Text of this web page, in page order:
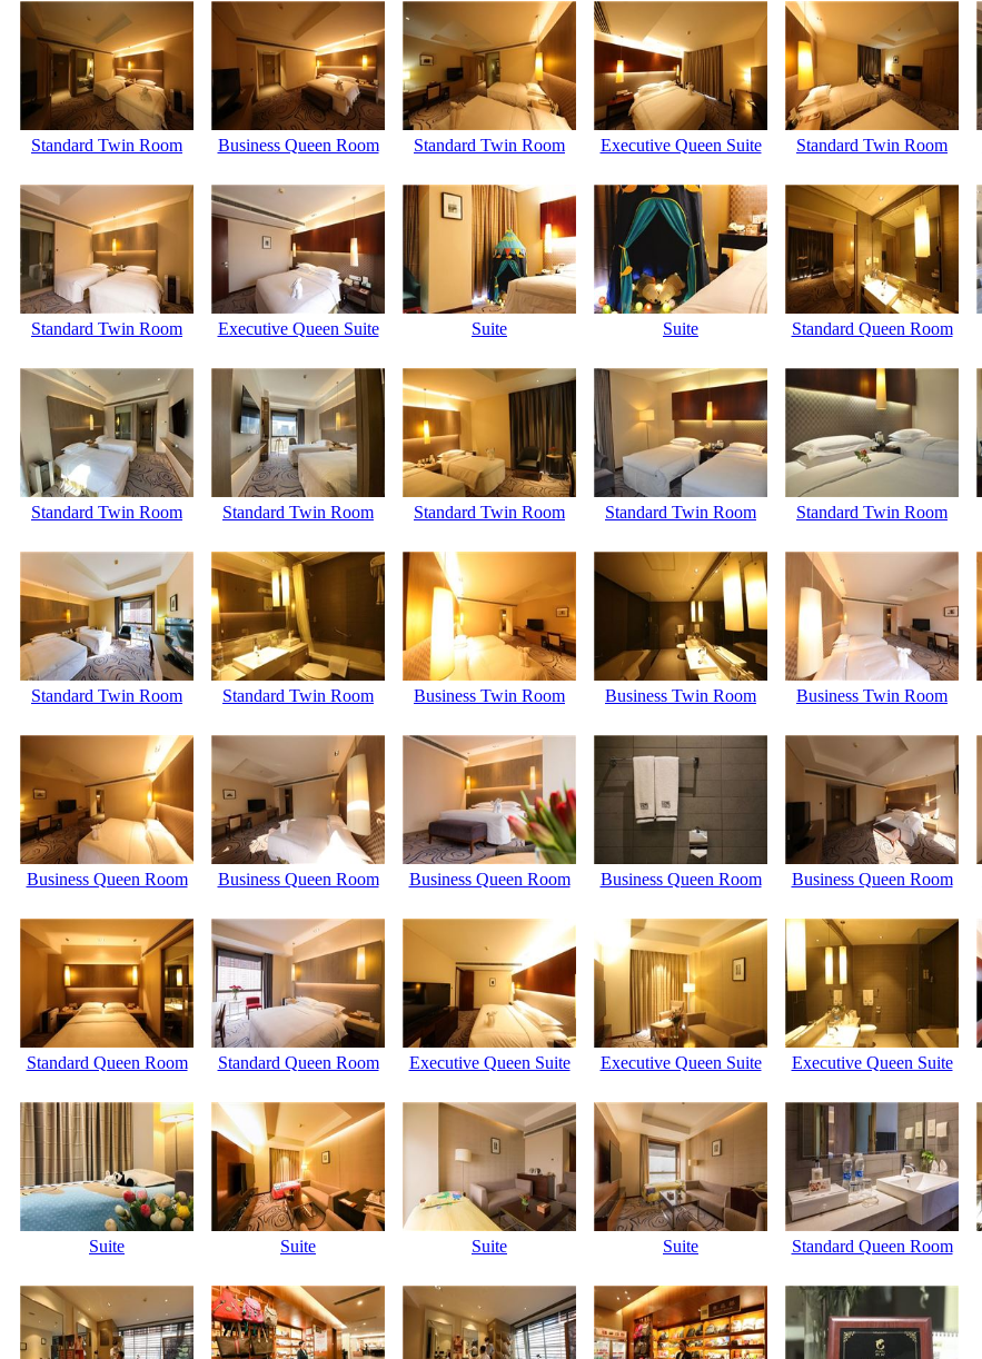
Standard Twin Room Business Queen Room Standard Twin Room Executive Queen Suite Standard Twin Room
Standard Twin Room Executive Queen Suite Suite Suite Standard Queen Room
Standard Twin Room Standard Twin Room Standard Twin Room Standard Twin Room Standard Twin Room
Standard Twin Room Standard Twin Room Business Twin Room Business Twin Room Business Twin Room
Business Queen Room Business Queen Room Business Queen Room Business Queen Room Business Queen Room
Standard Queen Room Standard Queen Room Executive Queen Suite Executive Queen Suite Executive Queen Suite
Suite Suite Suite Suite Standard Queen Room